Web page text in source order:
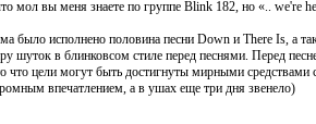
мол вы меня знаете по группе Blink 182, но «..
было исполнено половина песни Down и There Is, а
шуток в блинковсом стиле перед песнями. Перед
что цели могут быть достигнуты мирными
впечатлением, а в ушах еще три дня звенело)